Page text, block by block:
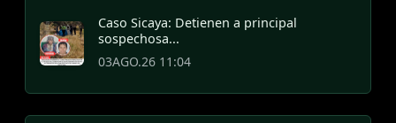
Caso Sicaya: Detienen a principal
sospechosa...
03AGO.26 11:04